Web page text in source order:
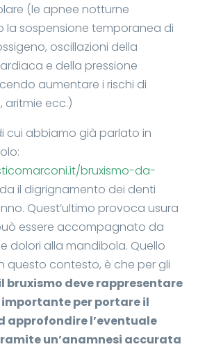
(le apnee notturne
la sospensione temporanea di
oscillazioni della
e della pressione
aumentare i rischi di
aritmie ecc.)
cui abbiamo già parlato in
bruxismo-da-
il digrignamento dei denti
Quest’ultimo provoca usura
essere accompagnato da
dolori alla mandibola. Quello
questo contesto, è che per gli
bruxismo deve rappresentare
importante per portare il
approfondire l’eventuale
un’anamnesi accurata